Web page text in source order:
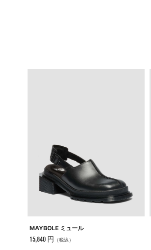
MAYBOLE ミュール
15,840 円 （税込）